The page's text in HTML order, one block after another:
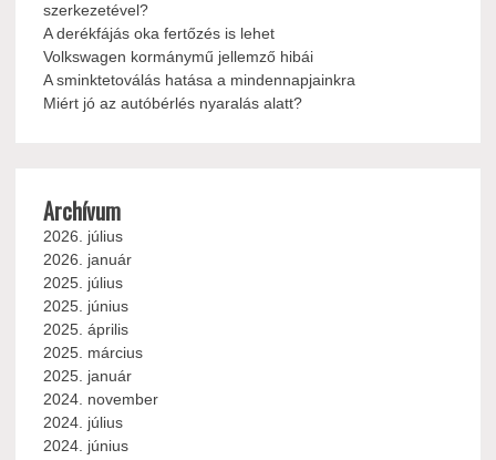
szerkezetével?
A derékfájás oka fertőzés is lehet
Volkswagen kormánymű jellemző hibái
A sminktetoválás hatása a mindennapjainkra
Miért jó az autóbérlés nyaralás alatt?
Archívum
2026. július
2026. január
2025. július
2025. június
2025. április
2025. március
2025. január
2024. november
2024. július
2024. június